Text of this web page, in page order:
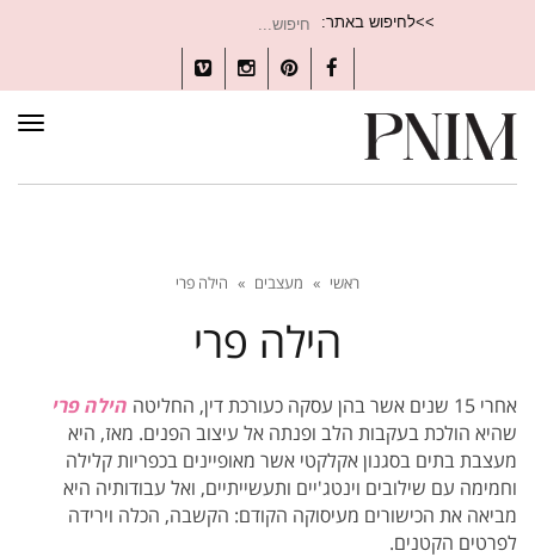
>>לחיפוש באתר:
עבור:
Facebook
Pinterest
Instagram
Vimeo
ראשי » מעצבים » הילה פרי
הילה פרי
אחרי 15 שנים אשר בהן עסקה כעורכת דין, החליטה
הילה פרי
שהיא הולכת בעקבות הלב ופנתה אל עיצוב הפנים. מאז, היא
מעצבת בתים בסגנון אקלקטי אשר מאופיינים בכפריות קלילה
וחמימה עם שילובים וינטג'יים ותעשייתיים, ואל עבודותיה היא
מביאה את הכישורים מעיסוקה הקודם: הקשבה, הכלה וירידה
לפרטים הקטנים.